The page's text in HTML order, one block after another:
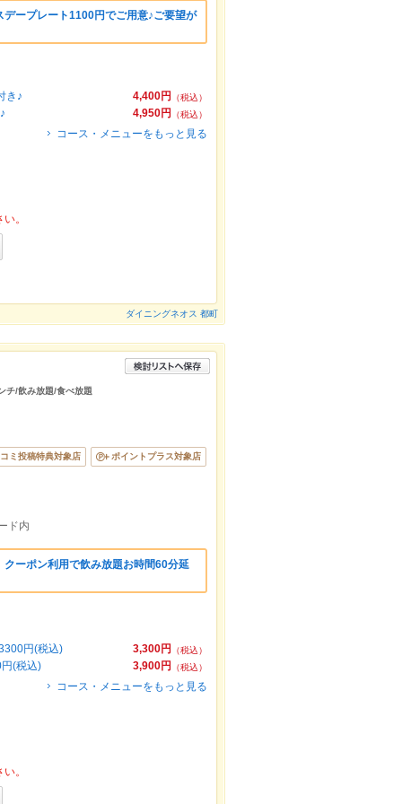
ープレート1100円でご用意♪ご要望が
4,400円 （税込）
き♪
4,950円
（税込）
コース・メニューをもっと見る
。
ダイニングネオス 都町
チ/飲み放題/食べ放題
ミ投稿特典対象店 ポイントプラス対象店
ド内
ーポン利用で飲み放題お時間60分延
3,300円 （税込）
円(税込)
3,900円
（税込）
(税込)
コース・メニューをもっと見る
。